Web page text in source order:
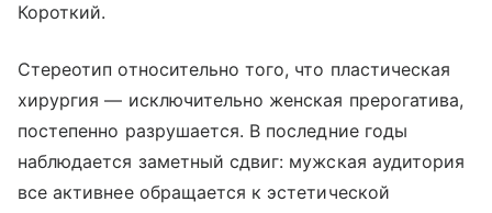
Короткий.
Стереотип относительно того, что пластическая
хирургия — исключительно женская прерогатива,
постепенно разрушается. В последние годы
наблюдается заметный сдвиг: мужская аудитория
все активнее обращается к эстетической